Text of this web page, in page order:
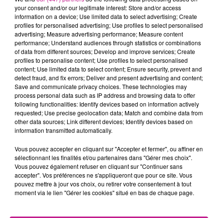
aussi. Et visiblement papa est très heureux !
Dans une publication sur Instagram, Kendji Girac a partagé
une photo attendrissante où l’on voit la minuscule main de
son bébé agrippant son doigt.« Mon trésor, ma fierté, mon
amour. Aujourd’hui à 15 h 10, notre petit garçon est arrivé au
monde », écrit l’artiste, visiblement ému.
Félicitation à toute la famille !
TITRES DIFFUSÉS Voir plus
21h38
21h38 21h35
21h35 21h31
21h31
your consent and/or our legitimate interest: Store and/or access
information on a device; Use limited data to select advertising; Create
profiles for personalised advertising; Use profiles to select personalised
advertising; Measure advertising performance; Measure content
performance; Understand audiences through statistics or combinations
of data from different sources; Develop and improve services; Create
profiles to personalise content; Use profiles to select personalised
content; Use limited data to select content; Ensure security, prevent and
detect fraud, and fix errors; Deliver and present advertising and content;
Save and communicate privacy choices. These technologies may
process personal data such as IP address and browsing data to offer
following functionalities: Identify devices based on information actively
requested; Use precise geolocation data; Match and combine data from
other data sources; Link different devices; Identify devices based on
information transmitted automatically.
Vous pouvez accepter en cliquant sur "Accepter et fermer", ou affiner en
sélectionnant les finalités et/ou partenaires dans "Gérer mes choix".
Vous pouvez également refuser en cliquant sur "Continuer sans
accepter". Vos préférences ne s'appliqueront que pour ce site. Vous
pouvez mettre à jour vos choix, ou retirer votre consentement à tout
moment via le lien "Gérer les cookies" situé en bas de chaque page.